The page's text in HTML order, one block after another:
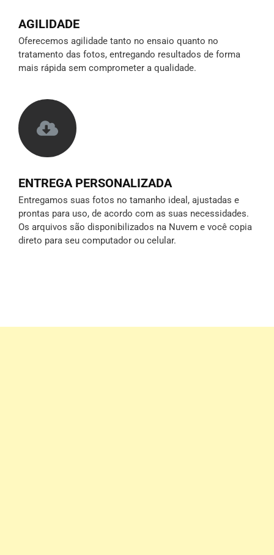
AGILIDADE
Oferecemos agilidade tanto no ensaio quanto no
tratamento das fotos, entregando resultados de forma
mais rápida sem comprometer a qualidade.
ENTREGA PERSONALIZADA
Entregamos suas fotos no tamanho ideal, ajustadas e
prontas para uso, de acordo com as suas necessidades.
Os arquivos são disponibilizados na Nuvem e você copia
direto para seu computador ou celular.